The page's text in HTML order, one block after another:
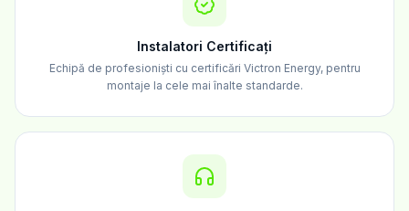
Instalatori Certificați
Echipă de profesioniști cu certificări Victron Energy, pentru
montaje la cele mai înalte standarde.